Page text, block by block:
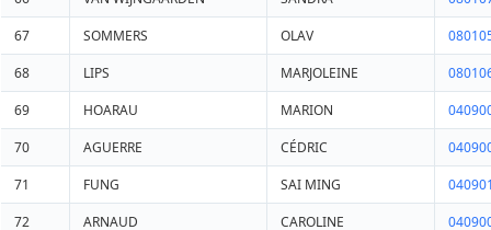
67
SOMMERS OLAV
68
LIPS MARJOLEINE
69
HOARAU MARION
70
AGUERRE CÉDRIC
71
FUNG SAI MING
72
ARNAUD CAROLINE